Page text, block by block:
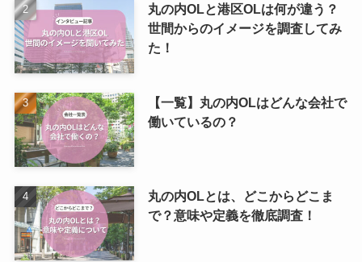
丸の内OLと港区OLは何が違う？
世間からのイメージを調査してみ
た！
【一覧】丸の内OLはどんな会社で
働いているの？
丸の内OLとは、どこからどこま
で？意味や定義を徹底調査！